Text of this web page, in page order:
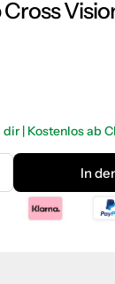
2.00
| Kostenlos ab
In
In